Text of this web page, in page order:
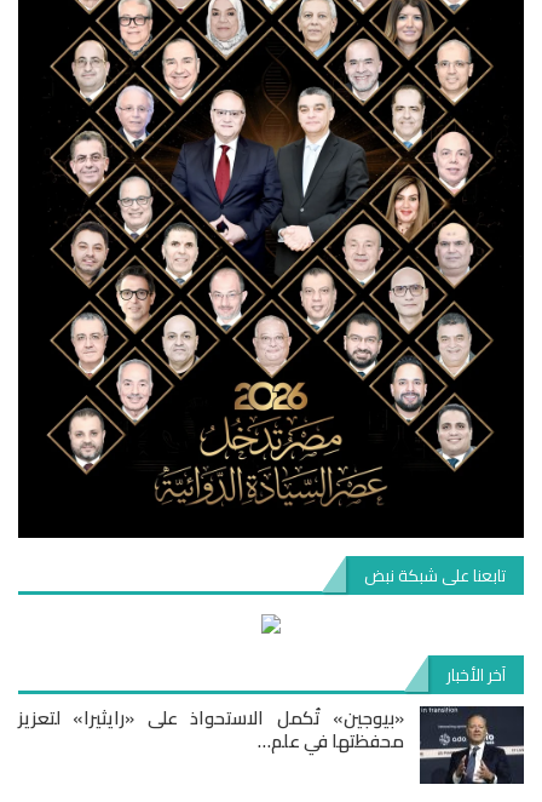
تابعنا على شبكة نبض
آخر الأخبار
«بيوجين» تُكمل الاستحواذ على «رايثيرا» لتعزيز
محفظتها في علم…